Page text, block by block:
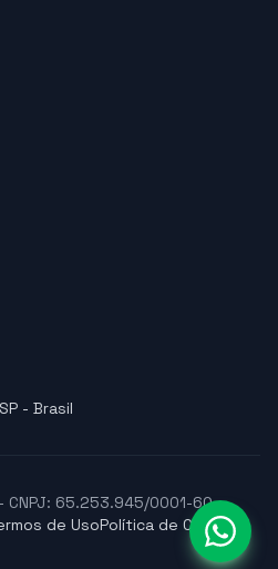
- Brasil
CNPJ: 65.253.945/0001-60
de UsoPolítica de Cookies